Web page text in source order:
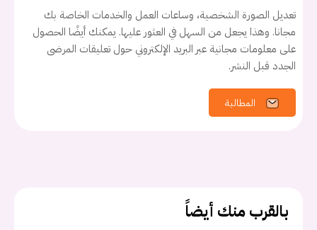
تعديل الصورة الشخصية، وساعات العمل والخدمات الخاصة بك
مجانا. وهذا يجعل من السهل في العثور عليها. يمكنك أيضًا الحصول
على معلومات مجانية عبر البريد الإلكتروني حول تعليقات المرضى
الجدد قبل النشر.
المطالبة
بالقرب منك أيضاً